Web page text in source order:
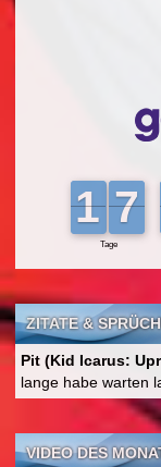
ZITATE &
Pit (Kid Icarus:
lange habe warten
VIDEO DES